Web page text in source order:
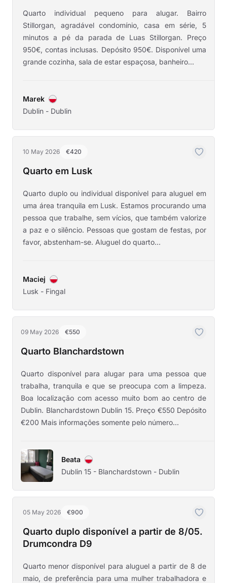
Quarto individual pequeno para alugar. Bairro
Stillorgan, agradável condomínio, casa em série, 5
minutos a pé da parada de Luas Stillorgan. Preço
950€, contas inclusas. Depósito 950€. Disponível uma
grande cozinha, sala de estar espaçosa, banheiro...
Marek
Dublin - Dublin
10 May 2026 €420
Quarto em Lusk
Quarto duplo ou individual disponível para aluguel em
uma área tranquila em Lusk. Estamos procurando uma
pessoa que trabalhe, sem vícios, que também valorize
a paz e o silêncio. Pessoas que gostam de festas, por
favor, abstenham-se. Aluguel do quarto...
Maciej
Lusk - Fingal
09 May 2026 €550
Quarto Blanchardstown
Quarto disponível para alugar para uma pessoa que
trabalha, tranquila e que se preocupa com a limpeza.
Boa localização com acesso muito bom ao centro de
Dublin. Blanchardstown Dublin 15. Preço €550 Depósito
€200 Mais informações somente pelo número...
Beata
Dublin 15 - Blanchardstown - Dublin
05 May 2026 €900
Quarto duplo disponível a partir de 8/05.
Drumcondra D9
Quarto menor disponível para aluguel a partir de 8 de
maio, de preferência para uma mulher trabalhadora e